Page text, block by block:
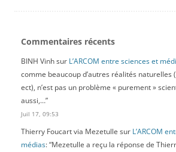
Commentaires récents
BINH Vinhsur L’ARCOM entre sciences et
comme beaucoup d’autres réalités naturelles
ect), n’est pas un problème « purement »
aussi,…”
Juil 17, 09:53
Thierry Foucart via Mezetulle sur L’ARCOM
médias: “Mezetulle a reçu la réponse de